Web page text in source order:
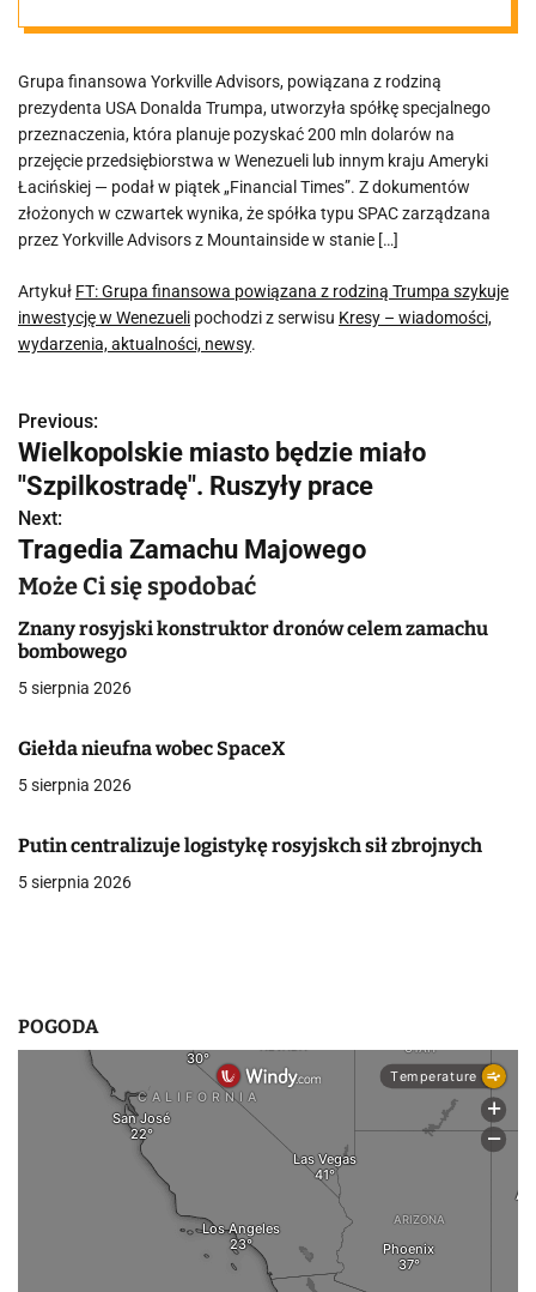
Trumpa szykuje
inwestycję w
Wenezueli
Grupa finansowa Yorkville Advisors, powiązana z rodziną
prezydenta USA Donalda Trumpa, utworzyła spółkę specjalnego
przeznaczenia, która planuje pozyskać 200 mln dolarów na
przejęcie przedsiębiorstwa w Wenezueli lub innym kraju Ameryki
Łacińskiej — podał w piątek „Financial Times”. Z dokumentów
złożonych w czwartek wynika, że spółka typu SPAC zarządzana
przez Yorkville Advisors z Mountainside w stanie […]
Artykuł FT: Grupa finansowa powiązana z rodziną Trumpa szykuje
inwestycję w Wenezueli pochodzi z serwisu Kresy – wiadomości,
wydarzenia, aktualności, newsy.
N
a
w
i
a
c
j
a
w
p
u
Previous:
Wielkopolskie miasto będzie miało
"Szpilkostradę". Ruszyły prace
Next:
Tragedia Zamachu Majowego
Może Ci się spodobać
Znany rosyjski konstruktor dronów celem zamachu
bombowego
5 sierpnia 2026
Giełda nieufna wobec SpaceX
5 sierpnia 2026
Putin centralizuje logistykę rosyjskch sił zbrojnych
5 sierpnia 2026
POGODA